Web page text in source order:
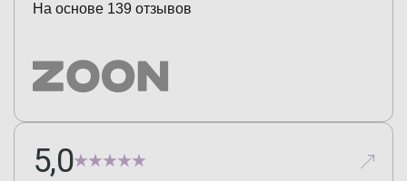
На основе 139 отзывов
5,0